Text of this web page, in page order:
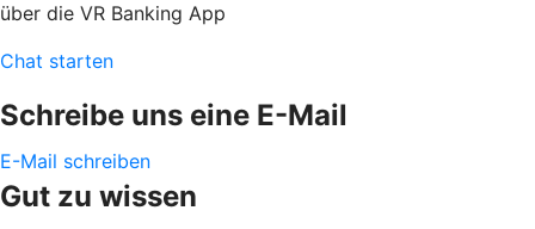
über die VR Banking App
Chat starten
Schreibe uns eine E-Mail
E-Mail schreiben
Gut zu wissen